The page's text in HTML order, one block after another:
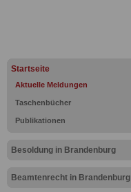
Startseite
Aktuelle Meldungen
Taschenbücher
Publikationen
Besoldung in Brandenburg
Beamtenrecht in Brandenburg